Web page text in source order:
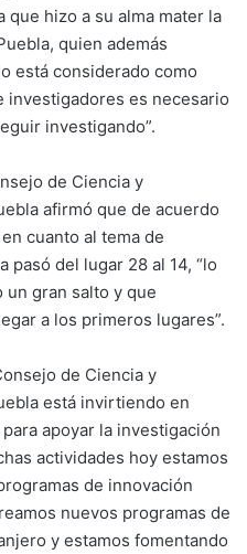
que hizo a su alma mater la
quien además
está considerado como
investigadores es necesario
investigando”.
de Ciencia y
afirmó que de acuerdo
cuanto al tema de
pasó del lugar 28 al 14, “lo
gran salto y que
a los primeros lugares”.
de Ciencia y
está invirtiendo en
apoyar la investigación
actividades hoy estamos
de innovación
nuevos programas de
y estamos fomentando